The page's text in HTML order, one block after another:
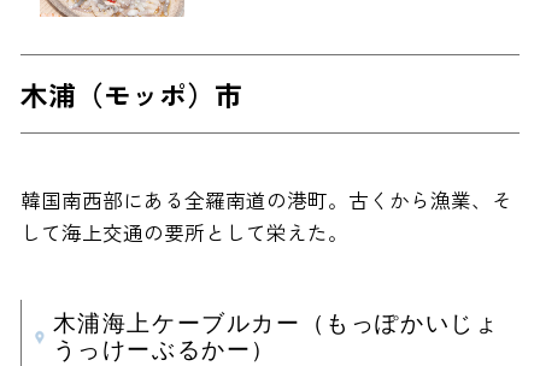
木浦（モッポ）市
韓国南西部にある全羅南道の港町。古くから漁業、そ
して海上交通の要所として栄えた。
木浦海上ケーブルカー（もっぽかいじょ
うっけーぶるかー）